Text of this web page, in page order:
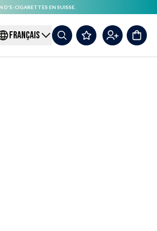
D'E-CIGARETTES EN SUISSE.
FRANÇAIS